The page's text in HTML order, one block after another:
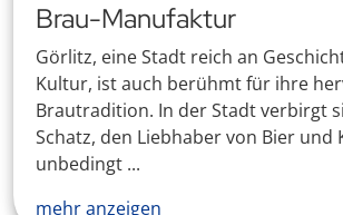
Brau-Manufaktur
Görlitz, eine Stadt reich an
Kultur, ist auch berühmt für ihre
Brautradition. In der Stadt verbirgt
Schatz, den Liebhaber von Bier und
unbedingt ...
mehr anzeigen